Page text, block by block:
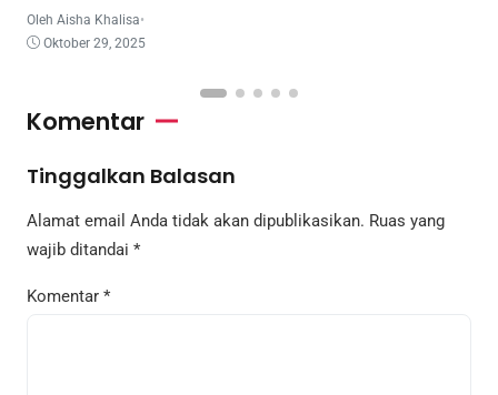
Oleh Aisha Khalisa•
Oktober 29, 2025
Komentar
Tinggalkan Balasan
Alamat email Anda tidak akan dipublikasikan. Ruas yang
wajib ditandai *
Komentar *